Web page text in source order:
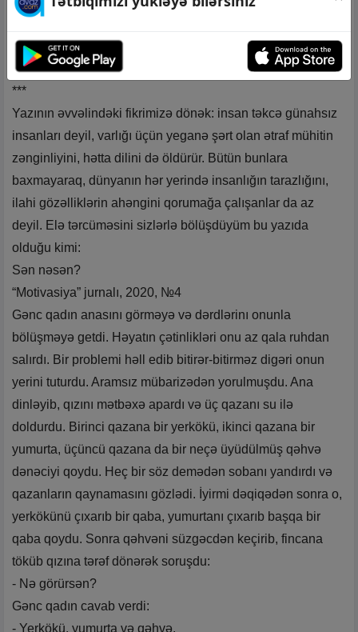
nəinki yadları, öz ata-anasını, qardaş-bacısını, balasını da
öldürməkdən çəkinməz.
***
Yazının əvvəlindəki fikrimizə dönək: insan təkcə günahsız
insanları deyil, varlığı üçün yeganə şərt olan ətraf mühitin
zənginliyini, hətta dilini də öldürür. Bütün bunlara
baxmayaraq, dünyanın hər yerində insanlığın tarazlığını,
ilahi gözəlliklərin ahəngini qorumağa çalışanlar da az
deyil. Elə tərcüməsini sizlərlə bölüşdüyüm bu yazıda
olduğu kimi:
Sən nəsən?
“Motivasiya” jurnalı, 2020, №4
Gənc qadın anasını görməyə və dərdlərinı onunla
bölüşməyə getdi. Həyatın çətinlikləri onu az qala ruhdan
salırdı. Bir problemi həll edib bitirər-bitirməz digəri onun
yerini tuturdu. Aramsız mübarizədən yorulmuşdu. Ana
dinləyib, qızını mətbəxə apardı və üç qazanı su ilə
doldurdu. Birinci qazana bir yerkökü, ikinci qazana bir
yumurta, üçüncü qazana da bir neçə üyüdülmüş qəhvə
dənəciyi qoydu. Heç bir söz demədən sobanı yandırdı və
qazanların qaynamasını gözlədi. İyirmi dəqiqədən sonra o,
yerkökünü çıxarıb bir qaba, yumurtanı çıxarıb başqa bir
qaba qoydu. Sonra qəhvəni süzgəcdən keçirib, fincana
töküb qızına tərəf dönərək soruşdu:
- Nə görürsən?
Gənc qadın cavab verdi:
- Yerkökü, yumurta və qəhvə.